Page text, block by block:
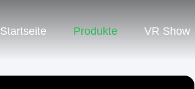
Startseite Produkte VR Show